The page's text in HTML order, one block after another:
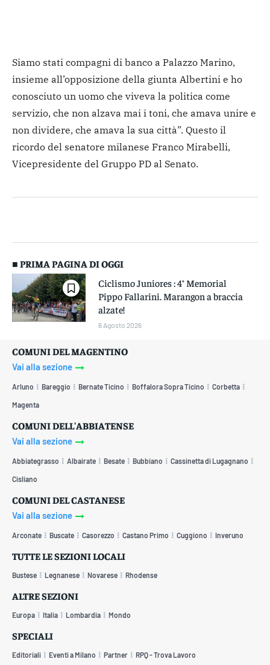
Siamo stati compagni di banco a Palazzo Marino,
insieme all’opposizione della giunta Albertini e ho
conosciuto un uomo che viveva la politica come
servizio, che non alzava mai i toni, che amava unire e
non dividere, che amava la sua città”. Questo il
ricordo del senatore milanese Franco Mirabelli,
Vicepresidente del Gruppo PD al Senato.
■ PRIMA PAGINA DI OGGI
Ciclismo Juniores : 4° Memorial
Pippo Fallarini. Marangon a braccia
alzate!
6 Agosto 2026
COMUNI DEL MAGENTINO
Vai alla sezione
Arluno Bareggio Bernate Ticino Boffalora Sopra Ticino Corbetta
Magenta
COMUNI DELL'ABBIATENSE
Vai alla sezione
Abbiategrasso Albairate Besate Bubbiano Cassinetta di Lugagnano
Cisliano
COMUNI DEL CASTANESE
Vai alla sezione
Arconate Buscate Casorezzo Castano Primo Cuggiono Inveruno
TUTTE LE SEZIONI LOCALI
Bustese Legnanese Novarese Rhodense
ALTRE SEZIONI
Europa Italia Lombardia Mondo
SPECIALI
Editoriali Eventi a Milano Partner RPQ - Trova Lavoro